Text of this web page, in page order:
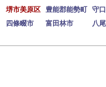
堺市美原区 豊能郡能勢町
守
四條畷市 富田林市
八